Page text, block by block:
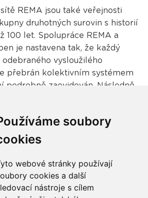
soubory
webové stránky používají
cookies a další
nástroje s cílem
REMA jsou také veřejnosti
druhotných surovin s historií
100 let. Spolupráce REMA a
je nastavena tak, že každý
vysloužilého
přebrán kolektivním systémem
podrobně zaevidován. Následně
ke zpracovateli, u něhož je
spolupráce s jednotlivými
podléhá pravidelným